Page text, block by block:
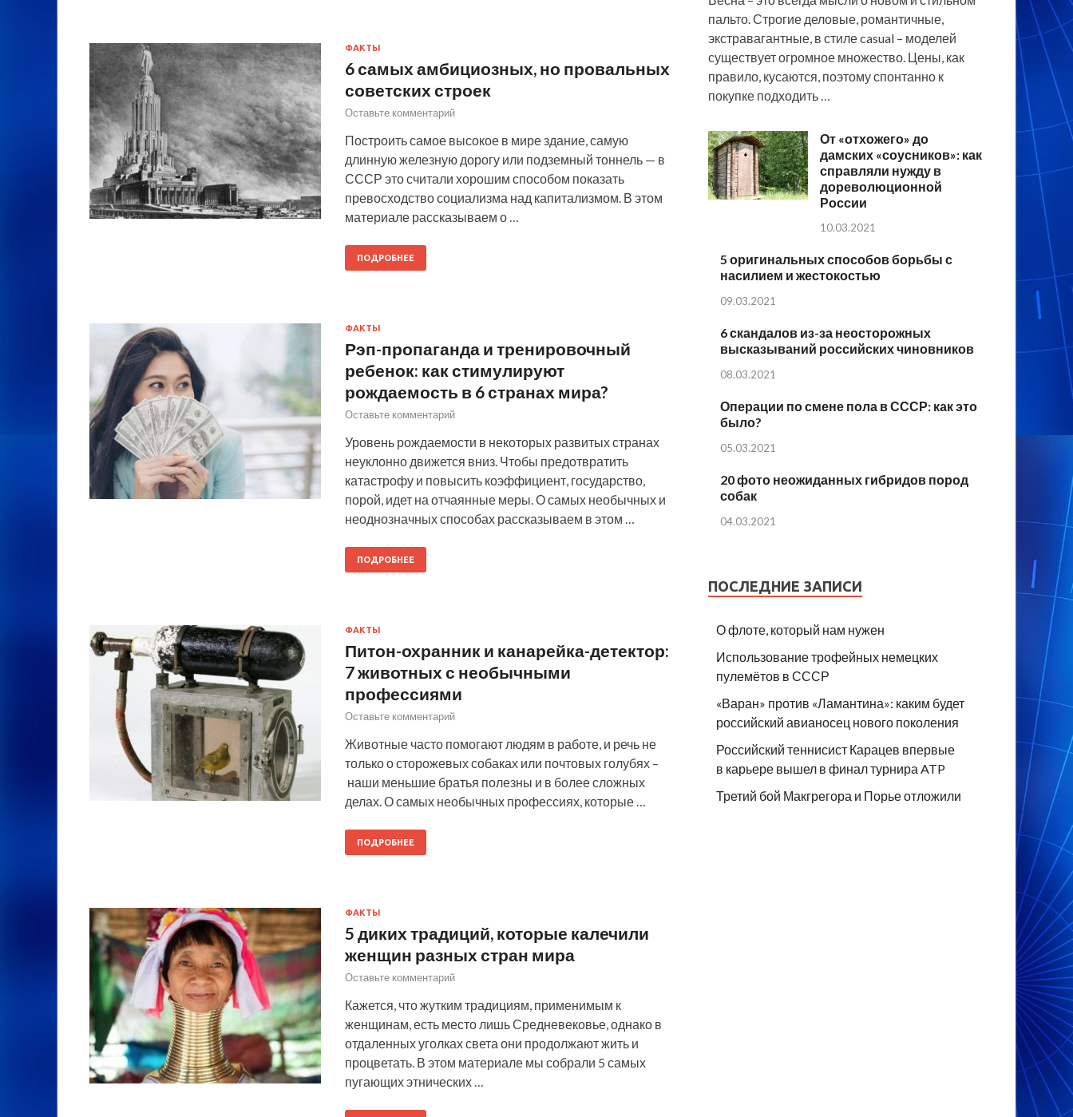
ФАКТЫ
6 самых амбициозных, но провальных
советских строек
Оставьте комментарий
Построить самое высокое в мире здание, самую
длинную железную дорогу или подземный тоннель — в
СССР это считали хорошим способом показать
превосходство социализма над капитализмом. В этом
материале рассказываем о …
ПОДРОБНЕЕ
ФАКТЫ
Рэп-пропаганда и тренировочный
ребенок: как стимулируют
рождаемость в 6 странах мира?
Оставьте комментарий
Уровень рождаемости в некоторых развитых странах
неуклонно движется вниз. Чтобы предотвратить
катастрофу и повысить коэффициент, государство,
порой, идет на отчаянные меры. О самых необычных и
неоднозначных способах рассказываем в этом …
ПОДРОБНЕЕ
ФАКТЫ
Питон-охранник и канарейка-детектор:
7 животных с необычными
профессиями
Оставьте комментарий
Животные часто помогают людям в работе, и речь не
только о сторожевых собаках или почтовых голубях –
наши меньшие братья полезны и в более сложных
делах. О самых необычных профессиях, которые …
ПОДРОБНЕЕ
ФАКТЫ
5 диких традиций, которые калечили
женщин разных стран мира
Оставьте комментарий
Кажется, что жутким традициям, применимым к
женщинам, есть место лишь Средневековье, однако в
отдаленных уголках света они продолжают жить и
процветать. В этом материале мы собрали 5 самых
пугающих этнических …
пальто. Строгие деловые, романтичные,
экстравагантные, в стиле casual – моделей
существует огромное множество. Цены, как
правило, кусаются, поэтому спонтанно к
покупке подходить …
От «отхожего» до
дамских «соусников»: как
справляли нужду в
дореволюционной
России
10.03.2021
5 оригинальных способов борьбы с
насилием и жестокостью
09.03.2021
6 скандалов из-за неосторожных
высказываний российских чиновников
08.03.2021
Операции по смене пола в СССР: как это
было?
05.03.2021
20 фото неожиданных гибридов пород
собак
04.03.2021
ПОСЛЕДНИЕ ЗАПИСИ
О флоте, который нам нужен
Использование трофейных немецких
пулемётов в СССР
«Варан» против «Ламантина»: каким будет
российский авианосец нового поколения
Российский теннисист Карацев впервые
в карьере вышел в финал турнира ATP
Третий бой Макгрегора и Порье отложили